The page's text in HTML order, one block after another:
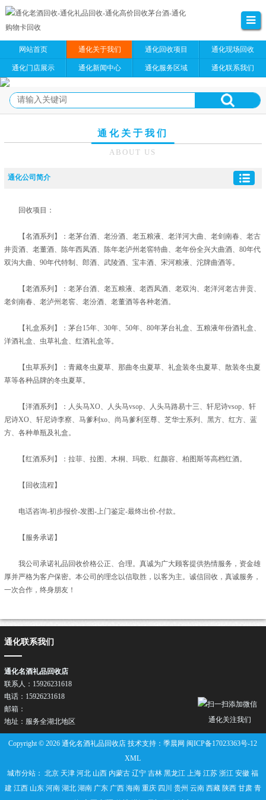
网站首页 通化关于我们 通化回收项目 通化现场回收
通化门店展示 通化新闻中心 通化服务区域 通化联系我们
通化关于我们
ABOUT US
通化公司简介
回收项目：
【名酒系列】：老茅台酒、老汾酒、老五粮液、老洋河大曲、老剑南春、老古
井贡酒、老董酒、陈年西凤酒、陈年老泸州老窖特曲、老年份全兴大曲酒、80年代
双沟大曲、90年代特制、郎酒、武陵酒、宝丰酒、宋河粮液、沱牌曲酒等。
【老酒系列】：老茅台酒、老五粮液、老西凤酒、老双沟、老洋河老古井贡、
老剑南春、老泸州老窖、老汾酒、老董酒等各种老酒。
【礼盒系列】：茅台15年、30年、50年、80年茅台礼盒、五粮液年份酒礼盒、
洋酒礼盒、虫草礼盒、红酒礼盒等。
【虫草系列】：青藏冬虫夏草、那曲冬虫夏草、礼盒装冬虫夏草、散装冬虫夏
草等各种品牌的冬虫夏草。
【洋酒系列】：人头马XO、人头马vsop、人头马路易十三、轩尼诗vsop、轩
尼诗XO、轩尼诗李察、马爹利xo、尚马爹利至尊、芝华士系列、黑方、红方、蓝
方、各种单瓶及礼盒。
【红酒系列】：拉菲、拉图、木桐、玛歌、红颜容、柏图斯等高档红酒。
【回收流程】
电话咨询-初步报价-发图-上门鉴定-最终出价-付款。
【服务承诺】
我公司承诺礼品回收价格公正、合理。真诚为广大顾客提供热情服务，资金雄
厚并严格为客户保密。本公司的理念以信取胜，以客为主。诚信回收，真诚服务，
一次合作，终身朋友！
通化关注我们
通化联系我们
通化名酒礼品回收店
联系人：15926231618
电话：15926231618
邮箱：
地址：服务全湖北地区
Copyright © 2026 通化名酒礼品回收店 技术支持：季晨网闽ICP备17023363号-12
XML
城市分站：北京 天津 河北 山西 内蒙古 辽宁 吉林 黑龙江 上海 江苏 浙江 安徽 福
建 江西 山东 河南 湖北 湖南 广东 广西 海南 重庆 四川 贵州 云南 西藏 陕西 甘肃 青